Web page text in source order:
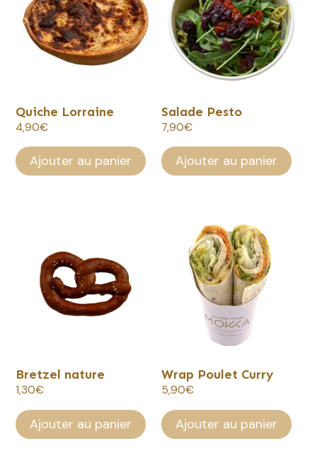
Quiche Lorraine
4,90€
Ajouter au panier
Salade Pesto
7,90€
Ajouter au panier
Bretzel nature
1,30€
Ajouter au panier
Wrap Poulet Curry
5,90€
Ajouter au panier